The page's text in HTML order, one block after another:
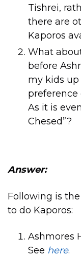
Tishrei,
there are
Kaporos
What
before
my kids
preference
As it is
Chesed”?
Answer:
Following is
to do Kaporos:
Ashmores
See here.